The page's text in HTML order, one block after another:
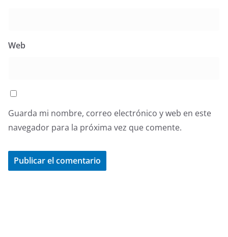
Web
Guarda mi nombre, correo electrónico y web en este
navegador para la próxima vez que comente.